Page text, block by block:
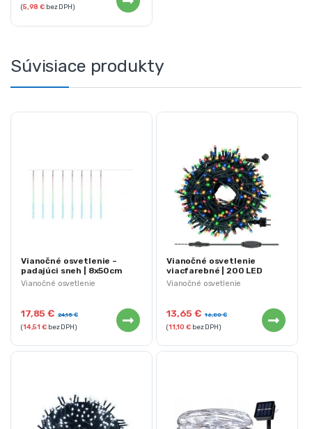
(5,98€ bez DPH)
Súvisiace produkty
Vianočné osvetlenie
Vianočné osvetlenie –
padajúci sneh | 8x50cm
288LED
17,85€ 24,15€
(14,51€bez DPH)
Vianočné osvetlenie
Vianočné osvetlenie
viacfarebné | 200 LED
21.6m
13,65€ 16,80€
(11,10€bez DPH)